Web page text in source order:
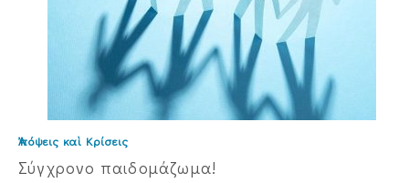
Ἀπόψεις καὶ Κρίσεις
Σύγχρονο παιδομάζωμα!